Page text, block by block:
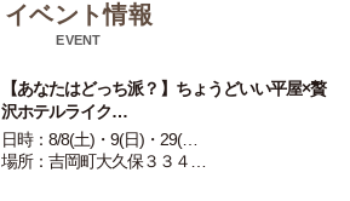
イベント情報
EVENT
【あなたはどっち派？】ちょうどいい平屋×贅
沢ホテルライク…
日時：8/8(土)・9(日)・29(…
場所：吉岡町大久保３３４…